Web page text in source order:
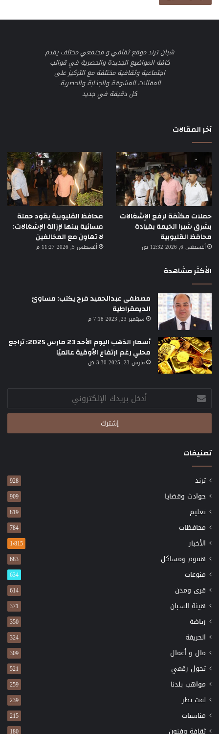
شبان ترند موقع ثقافي و مجتمعي مختلف يقدم
كافة المواضيع الجديدة والحصرية في قوالب
اجتماعية وثقافية مختلفة مع التركيز على
المقالات المشوقة والجذابة والحصرية.
كل دقيقة في جديد
آخر المقالات
حملات مكثفة لرفع الإشغالات
بشرق شبرا الخيمة بقيادة
محافظ القليوبية
أغسطس 6, 2026 12:32 ص
محافظ القليوبية يقود حملة
مسائية ببنها لإزالة الإشغالات:
لا تهاون مع المخالفين
أغسطس 5, 2026 11:27 م
الأكثر مشاهدة
مصطفى عبدالحميد فرج يكتب: مساوئ
الديمقراطية
سبتمبر 23, 2023 7:18 م
أسعار الذهب اليوم الأحد 23 مارس 2025: تراجع
محلي رغم ارتفاع الأوقية عالميًا
مارس 23, 2025 3:30 ص
أدخل
بريدك
الإلكتروني
تصنيفات
ترند 928
حوادث وقضايا 909
تعليم 819
محافظات 784
الأخبار 1٬815
هموم ومشاكل 683
منوعات 634
قرى ومدن 614
هيئة الشبان 371
رياضة 350
الحريفة 324
مال و أعمال 309
تحول رقمي 521
مواهب بلدنا 259
لفت نظر 239
مناسبات 215
ثقافة وفنون 180